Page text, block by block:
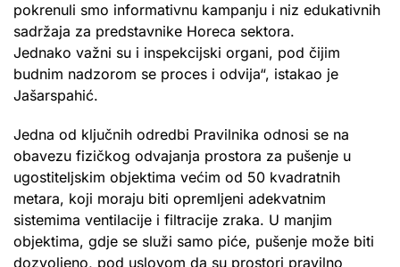
pokrenuli smo informativnu kampanju i niz edukativnih
sadržaja za predstavnike Horeca sektora.
Jednako važni su i inspekcijski organi, pod čijim
budnim nadzorom se proces i odvija“, istakao je
Jašarspahić.
Jedna od ključnih odredbi Pravilnika odnosi se na
obavezu fizičkog odvajanja prostora za pušenje u
ugostiteljskim objektima većim od 50 kvadratnih
metara, koji moraju biti opremljeni adekvatnim
sistemima ventilacije i filtracije zraka. U manjim
objektima, gdje se služi samo piće, pušenje može biti
dozvoljeno, pod uslovom da su prostori pravilno